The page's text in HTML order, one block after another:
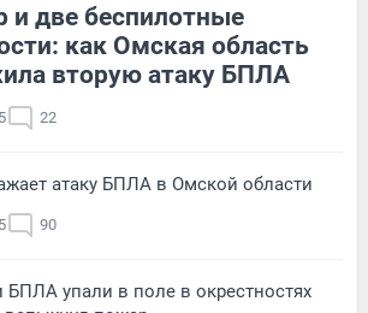
и две беспилотные
как Омская область
вторую атаку БПЛА
22
атаку БПЛА в Омской области
90
упали в поле в окрестностях